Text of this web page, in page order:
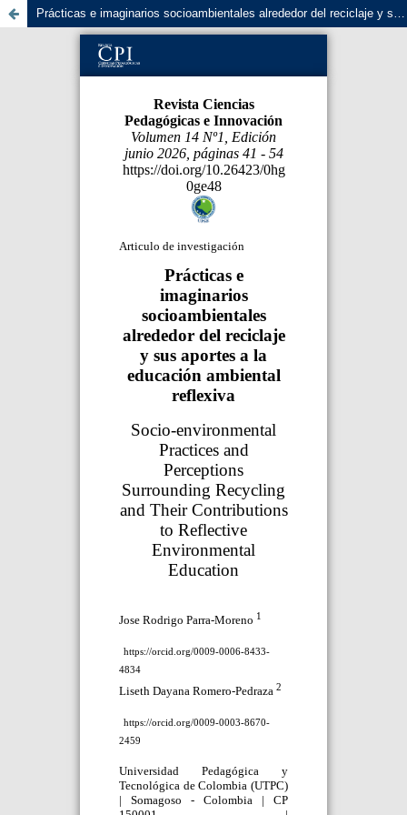
Prácticas e imaginarios socioambientales alrededor del reciclaje y sus aportes a la educación ambiental reflexiva